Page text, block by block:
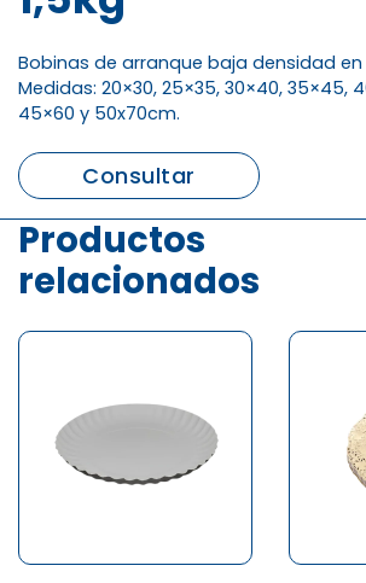
Bobinas de arranque baja densidad en
Medidas: 20×30, 25×35, 30×40, 35×45,
45×60 y 50x70cm.
Consultar
Productos
relacionados